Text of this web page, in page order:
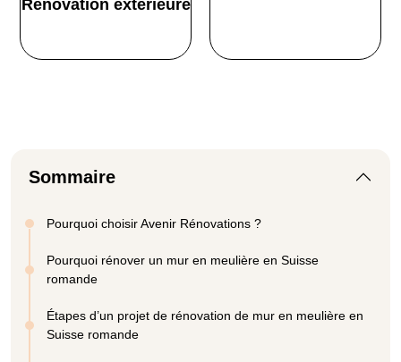
Rénovation extérieure
Sommaire
Pourquoi choisir Avenir Rénovations ?
Pourquoi rénover un mur en meulière en Suisse
romande
Étapes d’un projet de rénovation de mur en meulière en
Suisse romande